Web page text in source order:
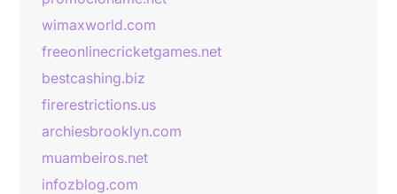
wimaxworld.com
freeonlinecricketgames.net
bestcashing.biz
firerestrictions.us
archiesbrooklyn.com
muambeiros.net
infozblog.com